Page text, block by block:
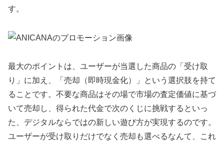
す。
最大のポイントは、ユーザーが当選した商品の「受け取
り」に加え、「売却（即時現金化）」という選択肢を持て
ることです。不要な商品はその場で市場の査定価値に基づ
いて売却し、得られた代金で次のくじに挑戦するといっ
た、デジタルならではの新しい遊び方が実現するのです。
ユーザーが受け取りだけでなく売却も選べるなんて、これ